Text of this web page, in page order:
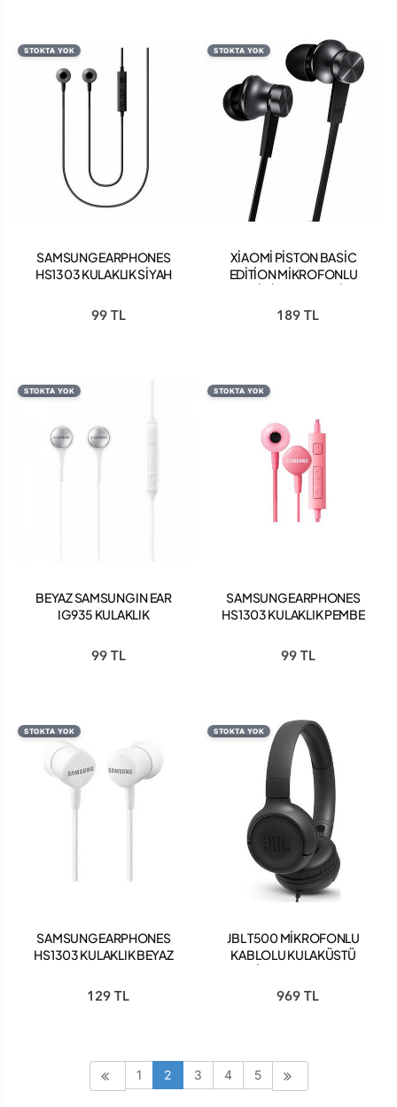
STOKTA YOK
SAMSUNG EARPHONES
HS1303 KULAKLIK SİYAH
99 TL
STOKTA YOK
XİAOMİ PİSTON BASİC
EDİTİON MİKROFONLU
189 TL
STOKTA YOK
BEYAZ SAMSUNG IN EAR
IG935 KULAKLIK
99 TL
STOKTA YOK
SAMSUNG EARPHONES
HS1303 KULAKLIK PEMBE
99 TL
STOKTA YOK
SAMSUNG EARPHONES
HS1303 KULAKLIK BEYAZ
129 TL
STOKTA YOK
JBL T500 MİKROFONLU
KABLOLU KULAKÜSTÜ
969 TL
1 2 3 4 5